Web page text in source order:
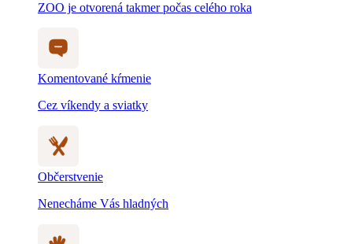
ZOO je otvorená takmer počas celého roka
Komentované kŕmenie
Cez víkendy a sviatky
Občerstvenie
Nenecháme Vás hladných